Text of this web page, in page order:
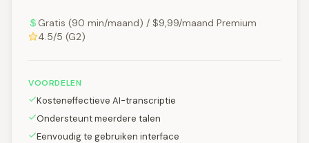
Gratis (90 min/maand) / $9,99/maand Premium
4.5/5 (G2)
VOORDELEN
Kosteneffectieve AI-transcriptie
Ondersteunt meerdere talen
Eenvoudig te gebruiken interface